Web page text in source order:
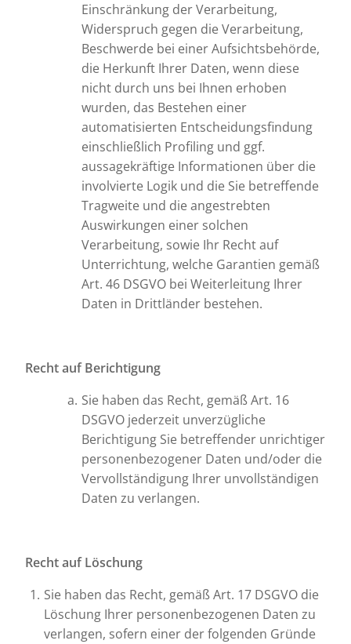
Einschränkung der Verarbeitung,
Widerspruch gegen die Verarbeitung,
Beschwerde bei einer Aufsichtsbehörde,
die Herkunft Ihrer Daten, wenn diese
nicht durch uns bei Ihnen erhoben
wurden, das Bestehen einer
automatisierten Entscheidungsfindung
einschließlich Profiling und ggf.
aussagekräftige Informationen über die
involvierte Logik und die Sie betreffende
Tragweite und die angestrebten
Auswirkungen einer solchen
Verarbeitung, sowie Ihr Recht auf
Unterrichtung, welche Garantien gemäß
Art. 46 DSGVO bei Weiterleitung Ihrer
Daten in Drittländer bestehen.
Recht auf Berichtigung
Sie haben das Recht, gemäß Art. 16
DSGVO jederzeit unverzügliche
Berichtigung Sie betreffender unrichtiger
personenbezogener Daten und/oder die
Vervollständigung Ihrer unvollständigen
Daten zu verlangen.
Recht auf Löschung
Sie haben das Recht, gemäß Art. 17 DSGVO die
Löschung Ihrer personenbezogenen Daten zu
verlangen, sofern einer der folgenden Gründe